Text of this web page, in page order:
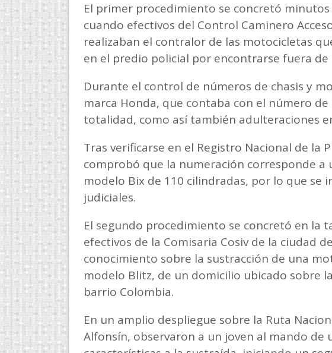
El primer procedimiento se concretó
cuando efectivos del Control Caminero
realizaban el contralor de las motocicletas
en el predio policial por encontrarse fuera de
Durante el control de números de chasis y
marca Honda, que contaba con el número
totalidad, como así también adulteraciones
Tras verificarse en el Registro Nacional de la
comprobó que la numeración corresponde a
modelo Bix de 110 cilindradas, por lo que se
judiciales.
El segundo procedimiento se concretó en la
efectivos de la Comisaria Cosiv de la ciudad
conocimiento sobre la sustracción de una
modelo Blitz, de un domicilio ubicado sobre
barrio Colombia.
En un amplio despliegue sobre la Ruta
Alfonsín, observaron a un joven al mando de